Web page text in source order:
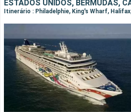
ESTADOS UNIDOS, BERMUDAS,
Itinerário : Philadelphie, King's Wharf,